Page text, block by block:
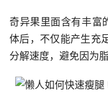
奇异果里面含有丰富
体后，不仅能产生充
分解速度，避免因为